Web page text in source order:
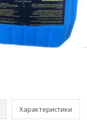
Характеристики